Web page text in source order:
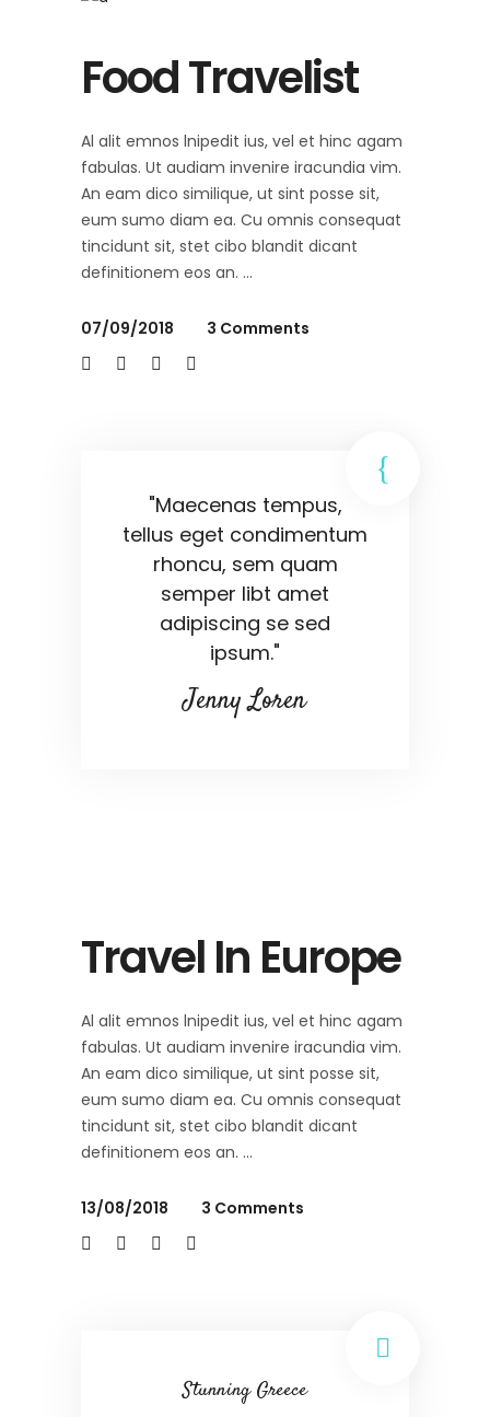
Food Travelist
Al alit emnos lnipedit ius, vel et hinc agam
fabulas. Ut audiam invenire iracundia vim.
An eam dico similique, ut sint posse sit,
eum sumo diam ea. Cu omnis consequat
tincidunt sit, stet cibo blandit dicant
definitionem eos an.
07/09/2018 3 Comments
"Maecenas tempus,
tellus eget condimentum
rhoncu, sem quam
semper libt amet
adipiscing se sed
ipsum."
Jenny Loren
Travel In Europe
Al alit emnos lnipedit ius, vel et hinc agam
fabulas. Ut audiam invenire iracundia vim.
An eam dico similique, ut sint posse sit,
eum sumo diam ea. Cu omnis consequat
tincidunt sit, stet cibo blandit dicant
definitionem eos an.
13/08/2018 3 Comments
Stunning Greece